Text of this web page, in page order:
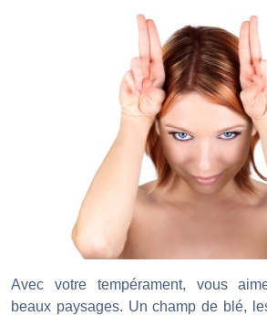
Avec votre tempérament, vous
beaux paysages. Un champ de blé,